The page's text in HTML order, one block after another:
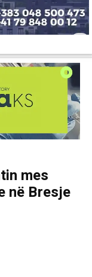
mes
në Bresje